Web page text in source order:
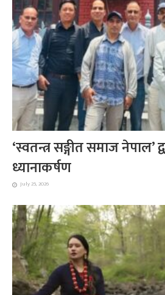
‘स्वतन्त्र सङ्गीत समाज नेपाल’
ध्यानाकर्षण
July 25, 2026